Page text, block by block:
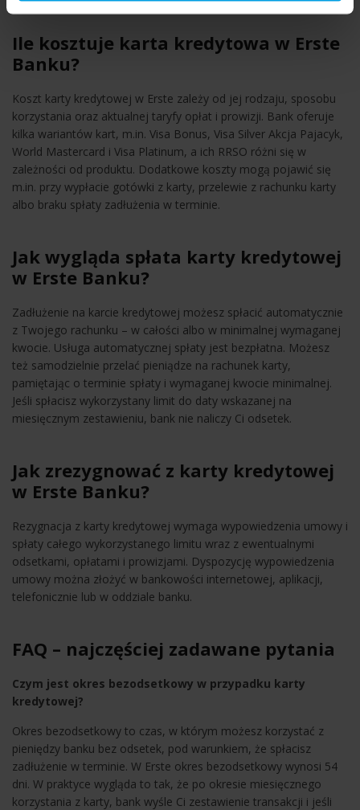
Ile kosztuje karta kredytowa w Erste
Banku?
Koszt karty kredytowej w Erste zależy od jej rodzaju, sposobu
korzystania oraz aktualnej taryfy opłat i prowizji. Bank oferuje
kilka wariantów kart, m.in. Visa Bonus, Visa Silver Akcja Pajacyk,
World Mastercard i Visa Platinum, a ich RRSO różni się w
zależności od produktu. Dodatkowe koszty mogą pojawić się
m.in. przy wypłacie gotówki z karty, przelewie z rachunku karty
albo braku spłaty zadłużenia w terminie.
Jak wygląda spłata karty kredytowej
w Erste Banku?
Zadłużenie na karcie kredytowej możesz spłacić automatycznie
z Twojego rachunku – w całości albo w minimalnej wymaganej
kwocie. Usługa automatycznej spłaty jest bezpłatna. Możesz
też samodzielnie przelać pieniądze na rachunek karty,
pamiętając o terminie spłaty i wymaganej kwocie minimalnej.
Jeśli spłacisz wykorzystany limit do daty wskazanej na
miesięcznym zestawieniu, bank nie naliczy Ci odsetek.
Jak zrezygnować z karty kredytowej
w Erste Banku?
Rezygnacja z karty kredytowej wymaga wypowiedzenia umowy i
spłaty całego wykorzystanego limitu wraz z ewentualnymi
odsetkami, opłatami i prowizjami. Dyspozycję wypowiedzenia
umowy można złożyć w bankowości internetowej, aplikacji,
telefonicznie lub w oddziale banku.
FAQ – najczęściej zadawane pytania
Czym jest okres bezodsetkowy w przypadku karty
kredytowej?
Okres bezodsetkowy to czas, w którym możesz korzystać z
pieniędzy banku bez odsetek, pod warunkiem, że spłacisz
zadłużenie w terminie. W Erste okres bezodsetkowy wynosi 54
dni. W praktyce wygląda to tak, że po okresie miesięcznego
korzystania z karty, bank wyśle Ci zestawienie transakcji i jeśli